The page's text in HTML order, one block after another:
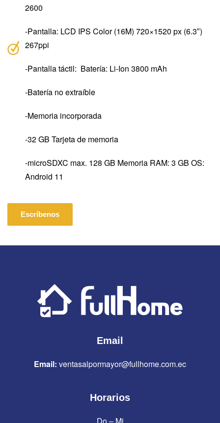
2600
-Pantalla: LCD IPS Color (16M) 720×1520 px (6.3″)
267ppi
-Pantalla táctil: Batería: Li-Ion 3800 mAh
-Batería no extraíble
-Memoria incorporada
-32 GB Tarjeta de memoria
-microSDXC max. 128 GB Memoria RAM: 3 GB OS:
Android 11
Escríbenos
Email
Email: ventasalpormayor@fullhome.com.ec
Horarios